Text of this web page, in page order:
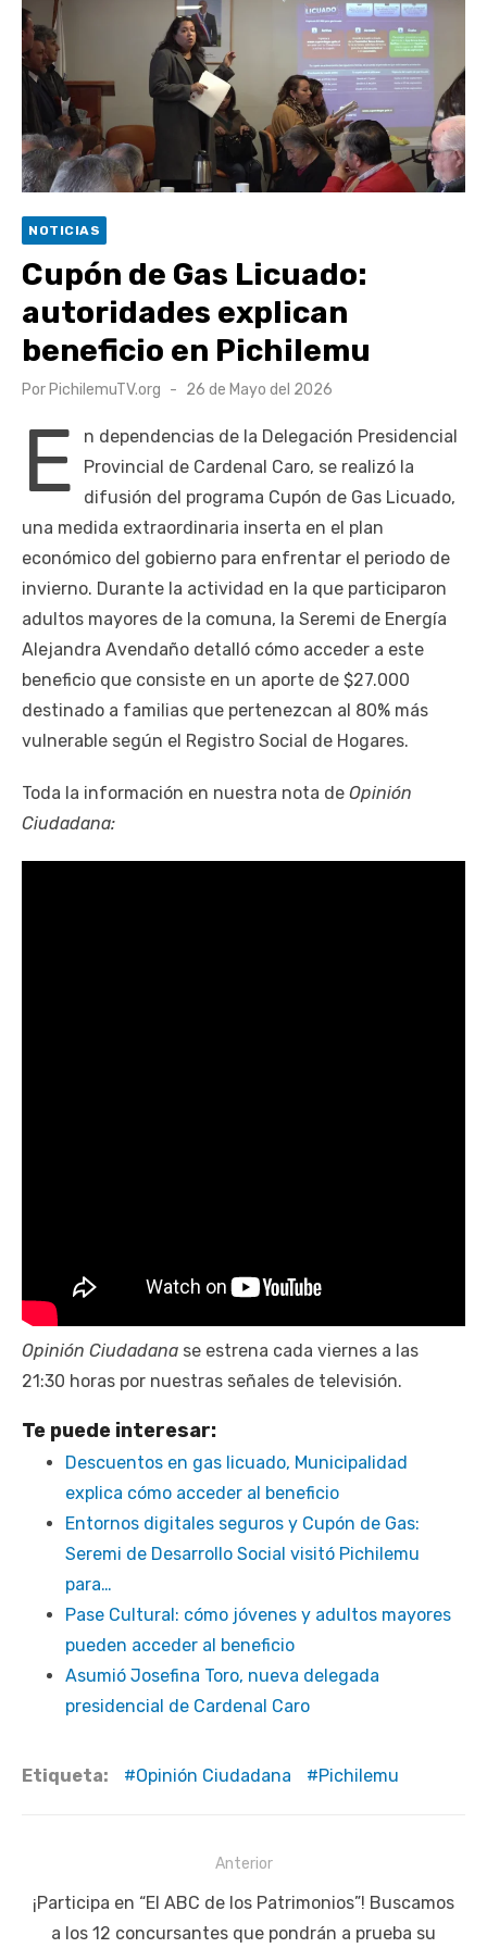
escuela comunitaria
Cóctel de Sábado: Emprendimiento y floricultura con María
Lina Fermandois y Luis Polanco
Seis comunas de O’Higgins inician la construcción
participativa del Plan Local de Restauración del Secano
Costero Nilahue
segunda clasificatoria
Retrospectiva 2026 | Capítulo 03: lessons on flight – Cecilia
Araneda
NOTICIAS
Cupón de Gas Licuado:
autoridades explican
beneficio en Pichilemu
Por PichilemuTV.org
Publicado
26 de Mayo del 2026
E
n dependencias de la Delegación Presidencial
Provincial de Cardenal Caro, se realizó la
difusión del programa Cupón de Gas Licuado,
una medida extraordinaria inserta en el plan
económico del gobierno para enfrentar el periodo de
invierno. Durante la actividad en la que participaron
adultos mayores de la comuna, la Seremi de Energía
Alejandra Avendaño detalló cómo acceder a este
beneficio que consiste en un aporte de $27.000
destinado a familias que pertenezcan al 80% más
vulnerable según el Registro Social de Hogares.
Toda la información en nuestra nota de Opinión
Ciudadana:
Opinión Ciudadana se estrena cada viernes a las
21:30 horas por nuestras señales de televisión.
Te puede interesar:
Descuentos en gas licuado, Municipalidad
explica cómo acceder al beneficio
Entornos digitales seguros y Cupón de Gas:
Seremi de Desarrollo Social visitó Pichilemu
para…
Pase Cultural: cómo jóvenes y adultos mayores
pueden acceder al beneficio
Asumió Josefina Toro, nueva delegada
presidencial de Cardenal Caro
Etiqueta: Opinión Ciudadana Pichilemu
de
entradas
Anterior
Publicación
anterior:
¡Participa en “El ABC de los Patrimonios”! Buscamos
a los 12 concursantes que pondrán a prueba su